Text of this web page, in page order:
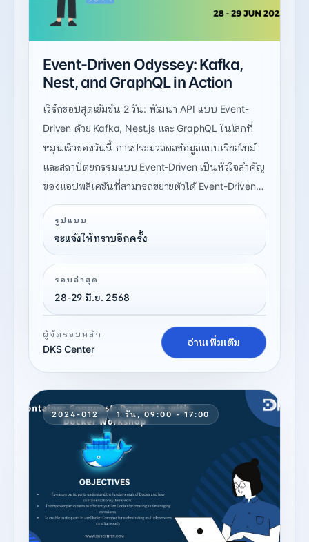
Event-Driven Odyssey: Kafka,
Nest, and GraphQL in Action
เวิร์กชอปสุดเข้มข้น 2 วัน: พัฒนา API แบบ Event-
Driven ด้วย Kafka, Nest.js และ GraphQL ในโลกที่
หมุนเร็วของวันนี้ การประมวลผลข้อมูลแบบเรียลไทม์
และสถาปัตยกรรมแบบ Event-Driven เป็นหัวใจสำคัญ
ของแอปพลิเคชันที่สามารถขยายตัวได้ Event-Driven
Odyssey: Kafka, Nest, and GraphQL in Action คือ
เวิร์กชอปภาคปฏิบัติที่ออกแบบมาเพื่อให้คุณได้เรียนรู้
และพัฒนาทักษะในการสร้าง API แบบ Event-Driven
โดยใช้ Apache Kafka, Nest.js, MongoDB และ
GraphQL คุณจะได้เรียนรู้วิธีสตรีมข้อมูลแบบเรียลไทม์
สร้าง API ที่ตอบสนองทันที และบูรณาการ Kafka เข้า
อุตสาหกรรม พร้อมเทคนิคที่สามารถนำไปใช้ได้จริง
รูปแบบ
จะแจ้งให้ทราบอีกครั้ง
รอบล่าสุด
28-29 มิ.ย. 2568
ผู้จัดรอบหลัก
DKS Center
อ่านเพิ่มเติม
2024-012 1 วัน, 09:00 - 17:00